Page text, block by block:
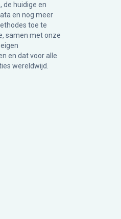
de huidige en
en nog meer
toe te
samen met onze
en dat voor alle
wereldwijd.